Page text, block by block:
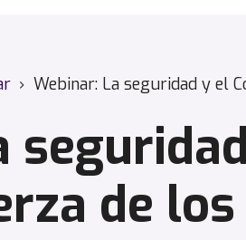
› Webinar: La seguridad y el
de